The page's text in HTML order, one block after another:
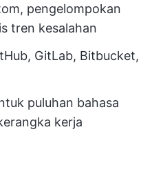
pengelompokan
tren kesalahan
GitLab, Bitbucket,
puluhan bahasa
kerja